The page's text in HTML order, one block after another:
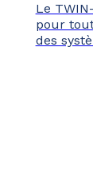
Le
pour
des